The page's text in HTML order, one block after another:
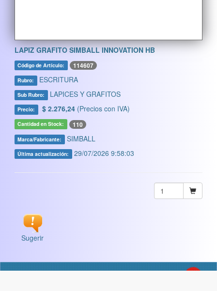
LAPIZ GRAFITO SIMBALL INNOVATION HB
Código de Artículo: 114607
Rubro: ESCRITURA
Sub Rubro: LAPICES Y GRAFITOS
Precio: $ 2.276,24 (Precios con IVA)
Cantidad en Stock: 110
Marca/Fabricante: SIMBALL
Última actualización: 29/07/2026 9:58:03
Sugerir